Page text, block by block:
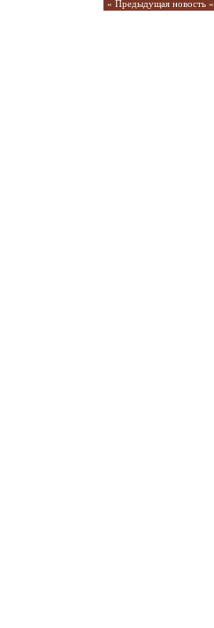
« Предыдущая новость «